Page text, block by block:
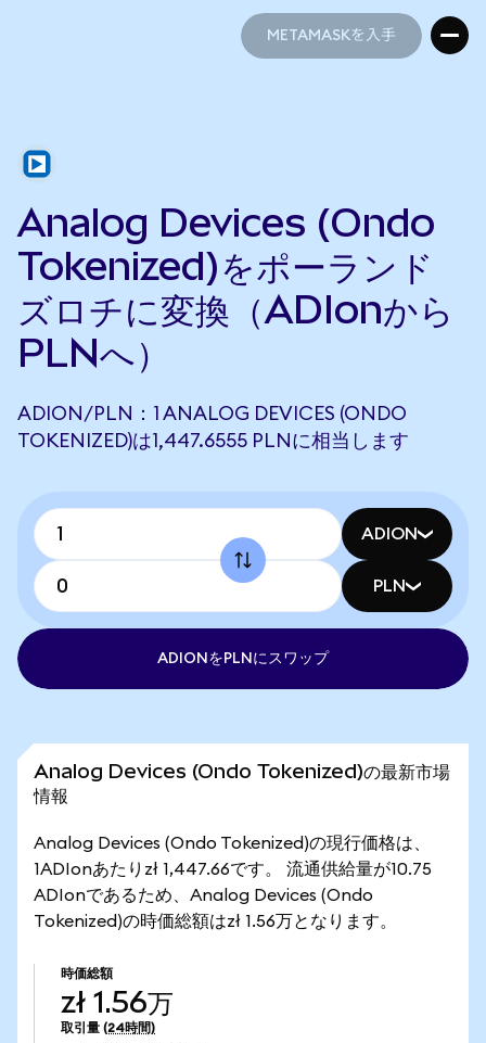
METAMASKを入手
Analog Devices (Ondo
Tokenized)をポーランド
ズロチに変換（ADIonから
PLNへ）
ADION/PLN：1 ANALOG DEVICES (ONDO
TOKENIZED)は1,447.6555 PLNに相当します
ADION
PLN
ADIONをPLNにスワップ
Analog Devices (Ondo Tokenized)の最新市場
情報
Analog Devices (Ondo Tokenized)の現行価格は、
1ADIonあたりzł 1,447.66です。 流通供給量が10.75
ADIonであるため、Analog Devices (Ondo
Tokenized)の時価総額はzł 1.56万となります。
時価総額
zł 1.56万
取引量 (24時間)